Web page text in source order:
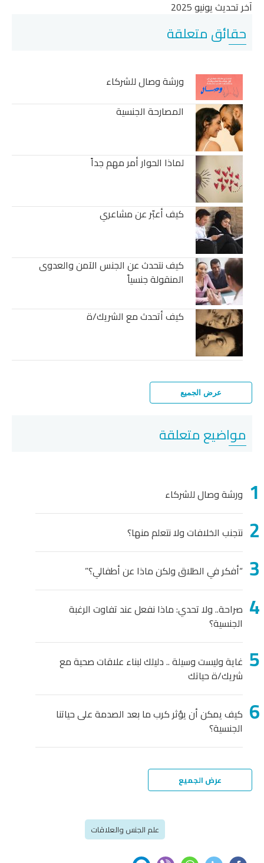
آخر تحديث يونيو 2025
حقائق متعلقة
ورشة وصال للشركاء
المصارحة الجنسية
لماذا الحوار أمر مهم جداً
كيف أعبّر عن مشاعري
كيف نتحدث عن الجنس الآمن والعدوى
المنقولة جنسياً
كيف أتحدث مع الشريك/ة
عرض الجميع
مواضيع متعلقة
ورشة وصال للشركاء
نتجنب الخلافات ولا نتعلم منها؟
“أفكر في الطلاق ولكن ماذا عن أطفالي؟”
صراحة.. ولا تحدي: ماذا نفعل عند تفاوت الرغبة
الجنسية؟
غاية وليست وسيلة .. دليلك لبناء علاقات صحية مع
شريك/ة حياتك
كيف يمكن أن يؤثر كرب ما بعد الصدمة على حياتنا
الجنسية؟
عرض الجميع
علم الجنس والعلاقات